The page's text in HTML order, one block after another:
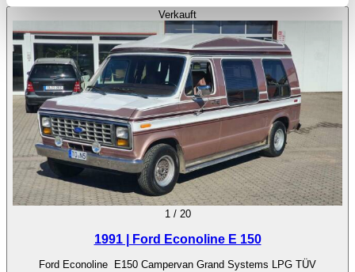
Partner führen diese Informationen möglicherweise mit
weiteren Daten zusammen, die Sie ihnen bereitgestellt
haben oder die sie im Rahmen Ihrer Nutzung der Dienste
gesammelt haben.Datenschutzerklärung
Verkauft
1/ 20
1991 | Ford Econoline E 150
Ford Econoline E150 Campervan Grand Systems LPG TÜV